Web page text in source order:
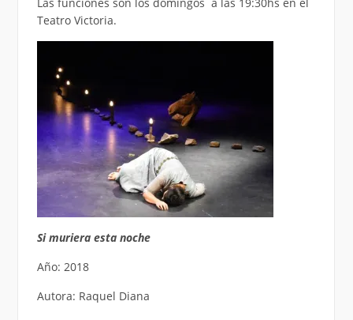
Teatro Victoria.
Si muriera esta noche
Año: 2018
Autora: Raquel Diana